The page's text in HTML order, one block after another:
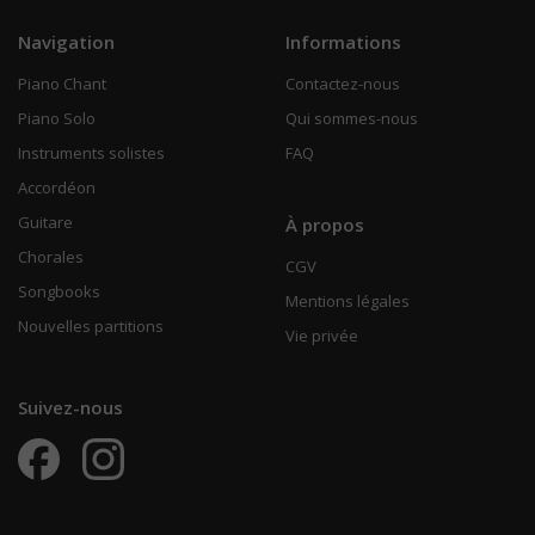
Navigation
Piano Chant
Piano Solo
Instruments solistes
Accordéon
Guitare
Chorales
Songbooks
Nouvelles partitions
Informations
Contactez-nous
Qui sommes-nous
FAQ
À propos
CGV
Mentions légales
Vie privée
Suivez-nous